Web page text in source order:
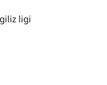
ligi